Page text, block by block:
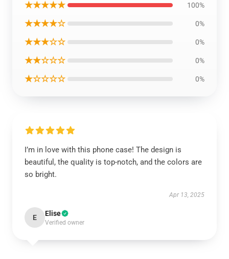
★★★★★ 100%
★★★★☆ 0%
★★★☆☆ 0%
★★☆☆☆ 0%
★☆☆☆☆ 0%
I’m in love with this phone case! The design is
beautiful, the quality is top-notch, and the colors are
so bright.
Apr 13, 2025
E Elise
Verified owner